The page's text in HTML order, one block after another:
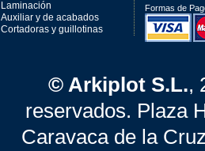
Laminación
Auxiliar y de acabados
Cortadoras y guillotinas
Formas de
© Arkiplot S.L.,
reservados. Plaza
Caravaca de la